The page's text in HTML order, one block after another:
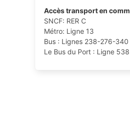
Accès transport en
SNCF: RER C
Métro: Ligne 13
Bus : Lignes 238-276-340
Le Bus du Port : Ligne 538